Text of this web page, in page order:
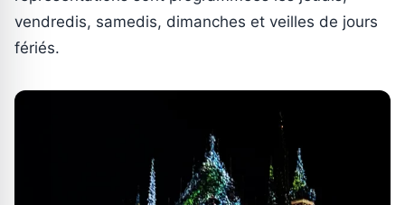
vendredis, samedis, dimanches et veilles de jours
fériés.